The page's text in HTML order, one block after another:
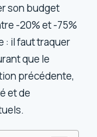
son budget
-20% et -75%
: il faut traquer
que le
précédente,
et de